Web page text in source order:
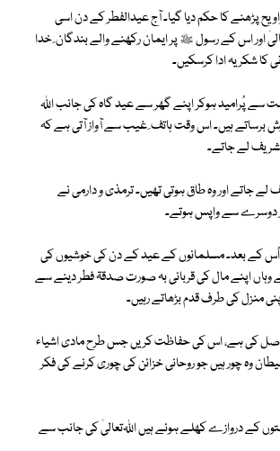
پڑھنے کا حکم دیا گیا۔ آج عیدالفطر کے دن اسی
اس کے رسول ﷺ پر ایمان رکھنے والے بندگان ِ خدا
کا شکریہ ادا کرسکیں۔
سے پُرامید ہوکر اپنے گھر سے عید گاہ کی جانب اﷲ
برساتے ہیں۔ اس وقت ہاتف ِ غیب سے آواز آتی ہے کہ
لے جاتے۔
جاتے اور وہ طاق ہوتی تھیں۔ ترمذی و دارمی نے
دوسرے سے واپس ہوتے۔
اُس کے بعد۔ مسلمانوں کے عید کے دن کی خوشیوں کی
اپنے مال کی قربانی بہ صورت صدقۃ فطر دینے سے
منزل کی طرف قدم بڑھاتے رہیں۔
کی ہے، اس کی حفاظت کریں جس طرح مادی اشیاء
وہ چور ہیں جو روحانی خزائن کی چوری کرنے کی فکر
کے دروازے کھلے ہوئے ہیں اﷲتعالیٰ کی جانب سے